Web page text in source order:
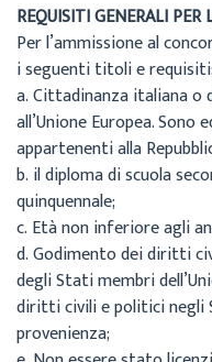
REQUISITI GENERALI
Per l’ammissione al
i seguenti titoli e requisiti:
a.Cittadinanza italiana
all’Unione Europea. Sono
appartenenti alla
b. il diploma di scuola
quinquennale;
c. Età non inferiore agli
d.Godimento dei diritti
degli Stati membri
diritti civili epoliticinegli
provenienza;